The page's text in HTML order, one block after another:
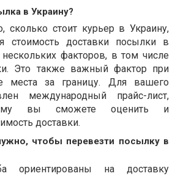
в Украину?
сколько стоит курьер в Украину,
стоимость доставки посылки в
нескольких факторов, в том числе
Это также важный фактор при
места за границу. Для вашего
международный прайс-лист,
вы сможете оценить и
доставки.
чтобы перевезти посылку в
ориентированы на доставку